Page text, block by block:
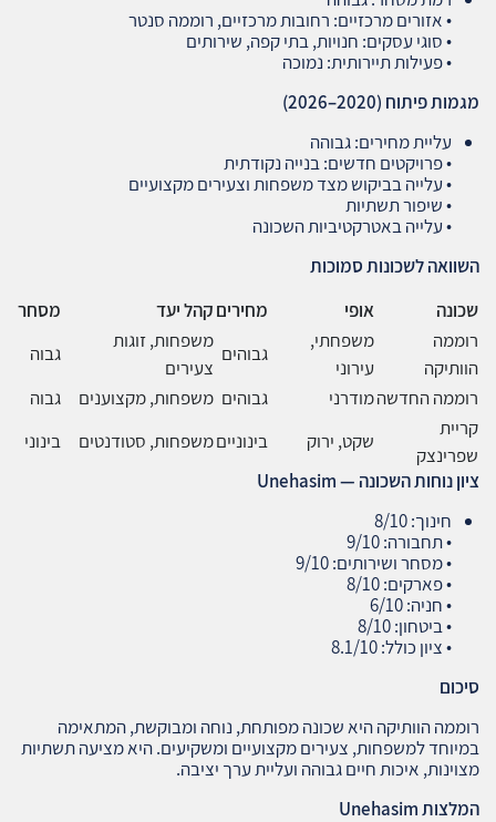
• אזורים מרכזיים: רחובות מרכזיים, רוממה סנטר
• סוגי עסקים: חנויות, בתי קפה, שירותים
• פעילות תיירותית: נמוכה
מגמות פיתוח (2020–2026)
עליית מחירים: גבוהה
• פרויקטים חדשים: בנייה נקודתית
• עלייה בביקוש מצד משפחות וצעירים מקצועיים
• שיפור תשתיות
• עלייה באטרקטיביות השכונה
השוואה לשכונות סמוכות
שכונה
אופי מחיריםקהל יעד
מסחר
רוממה
הוותיקה
משפחתי,
עירוני
גבוהים
משפחות, זוגות
צעירים
גבוה
רוממה החדשהמודרני גבוהים משפחות, מקצוענים
גבוה
קריית
שפרינצק
שקט, ירוק בינונייםמשפחות, סטודנטים
בינוני
ציון נוחות השכונה — Unehasim
חינוך: 8/10
• תחבורה: 9/10
• מסחר ושירותים: 9/10
• פארקים: 8/10
• חניה: 6/10
• ביטחון: 8/10
• ציון כולל: 8.1/10
סיכום
רוממה הוותיקה היא שכונה מפותחת, נוחה ומבוקשת, המתאימה
במיוחד למשפחות, צעירים מקצועיים ומשקיעים. היא מציעה תשתיות
מצוינות, איכות חיים גבוהה ועליית ערך יציבה.
המלצות